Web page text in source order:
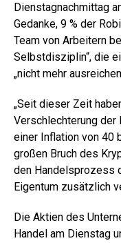
Dienstagnachmittag
Gedanke, 9 % der
Team von Arbeitern
Selbstdisziplin“, die
„nicht mehr
„Seit dieser Zeit
Verschlechterung der
einer Inflation von 40
großen Bruch des
den Handelsprozess
Eigentum zusätzlich
Die Aktien des
Handel am Dienstag